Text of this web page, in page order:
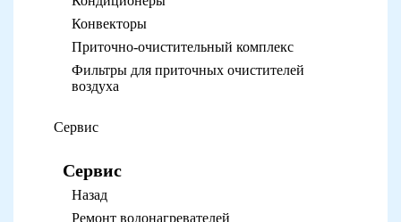
Конвекторы
Приточно-очистительный комплекс
Фильтры для приточных очистителей
воздуха
Сервис
Сервис
Назад
Ремонт водонагревателей